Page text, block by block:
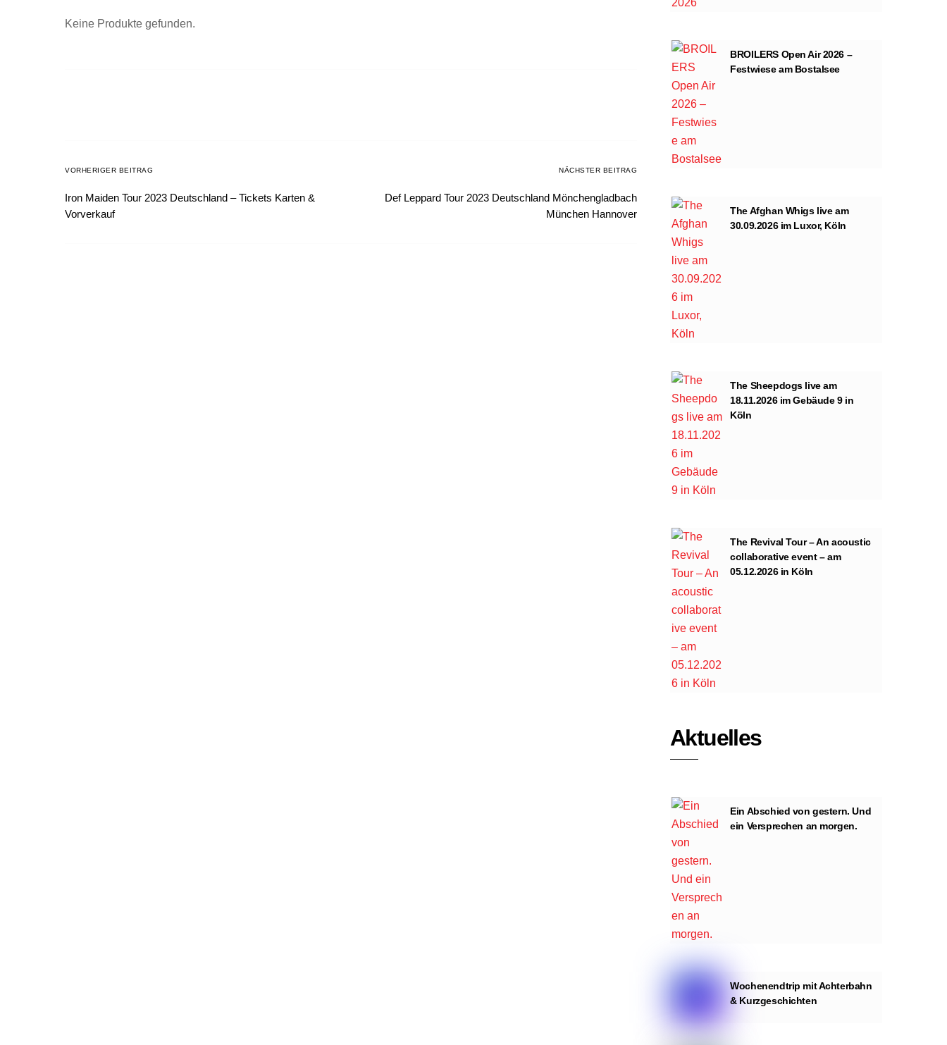
Keine Produkte gefunden.
VORHERIGER BEITRAG
Iron Maiden Tour 2023 Deutschland – Tickets Karten &
Vorverkauf
NÄCHSTER BEITRAG
Def Leppard Tour 2023 Deutschland Mönchengladbach
München Hannover
BROILERS Open Air 2026 –
Festwiese am Bostalsee
The Afghan Whigs live am
30.09.2026 im Luxor, Köln
The Sheepdogs live am
18.11.2026 im Gebäude 9 in
Köln
The Revival Tour – An acoustic
collaborative event – am
05.12.2026 in Köln
Aktuelles
Ein Abschied von gestern. Und
ein Versprechen an morgen.
Wochenendtrip mit Achterbahn
& Kurzgeschichten